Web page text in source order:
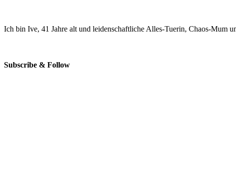
Ich bin Ive, 41 Jahre alt und leidenschaftliche Alles-Tuerin, Chaos-Mum
Subscribe & Follow